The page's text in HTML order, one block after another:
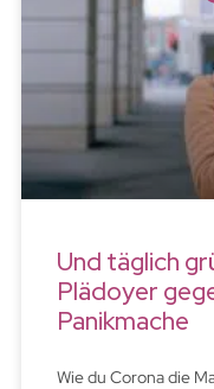
Und täglich
Plädoyer
Panikmache
Wie du Corona die